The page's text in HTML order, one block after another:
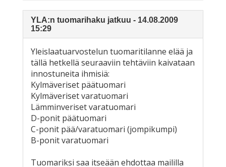
YLA:n tuomarihaku jatkuu - 14.08.2009
15:29
Yleislaatuarvostelun tuomaritilanne elää ja
tällä hetkellä seuraaviin tehtäviin kaivataan
innostuneita ihmisiä:
Kylmäveriset päätuomari
Kylmäveriset varatuomari
Lämminveriset varatuomari
D-ponit päätuomari
C-ponit pää/varatuomari (jompikumpi)
B-ponit varatuomari
Tuomariksi saa itseään ehdottaa maililla